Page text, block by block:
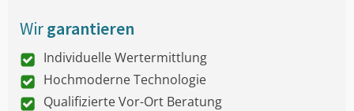
Wirgarantieren
Individuelle Wertermittlung
Hochmoderne Technologie
Qualifizierte Vor-Ort Beratung